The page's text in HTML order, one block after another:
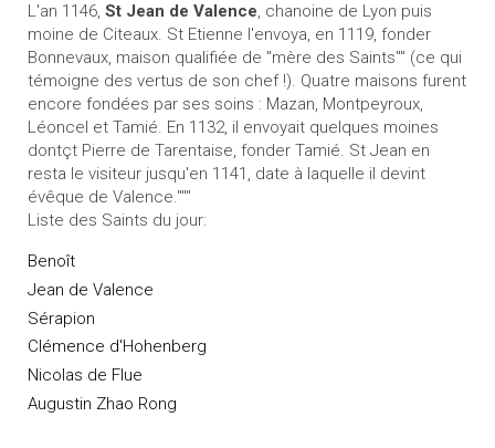
L'an 1146, St Jean de Valence, chanoine de Lyon puis
moine de Citeaux. St Etienne l'envoya, en 1119, fonder
Bonnevaux, maison qualifiée de "mère des Saints"" (ce qui
témoigne des vertus de son chef !). Quatre maisons furent
encore fondées par ses soins : Mazan, Montpeyroux,
Léoncel et Tamié. En 1132, il envoyait quelques moines
dontçt Pierre de Tarentaise, fonder Tamié. St Jean en
resta le visiteur jusqu'en 1141, date à laquelle il devint
évêque de Valence."""
Liste des Saints du jour:
Benoît
Jean de Valence
Sérapion
Clémence d'Hohenberg
Nicolas de Flue
Augustin Zhao Rong